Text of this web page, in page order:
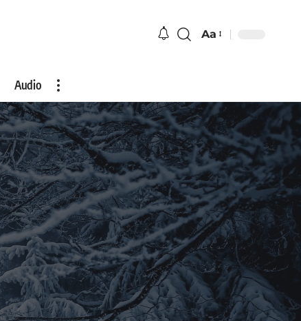
Aa
Audio